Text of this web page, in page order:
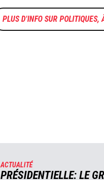
POLITIQUES,
ACTUALITÉ
PRÉSIDENTIELLE: LE